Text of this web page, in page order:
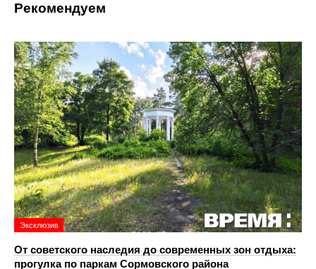
Рекомендуем
Эксклюзив
От советского наследия до современных зон отдыха:
прогулка по паркам Сормовского района